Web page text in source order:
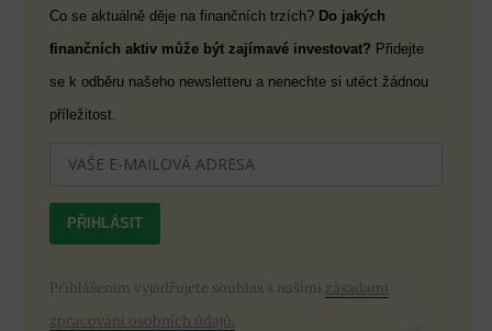
Co se aktuálně děje na finančních trzích? Do jakých
finančních aktiv může být zajímavé investovat? Přidejte
se k odběru našeho newsletteru a nenechte si utéct žádnou
příležitost.
PŘIHLÁSIT
Přihlášením vyjadřujete souhlas s našimi zásadami
zpracování osobních údajů.